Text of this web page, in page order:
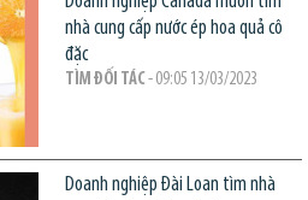
nhà cung cấp nước ép hoa quả cô
đặc
TÌM ĐỐI TÁC - 09:05 13/03/2023
Doanh nghiệp Đài Loan tìm nhà